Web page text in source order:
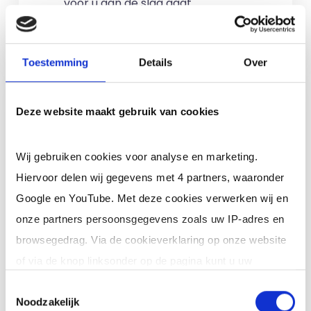
Toestemming Details Over
Deze website maakt gebruik van cookies
Wij gebruiken cookies voor analyse en marketing.
Hiervoor delen wij gegevens met 4 partners, waaronder
Google en YouTube. Met deze cookies verwerken wij en
onze partners persoonsgegevens zoals uw IP-adres en
browsegedrag. Via de cookieverklaring op onze website
Noodzakelijk
freelance of ZZP
loondienst)
uploaden. Je krijgt binnen 24 uur een
reactie op jouw cv (op werkdagen). Er